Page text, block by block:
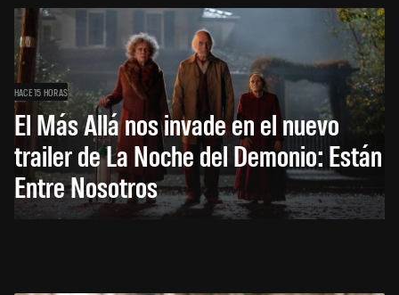
HACE 15 HORAS
El Más Allá nos invade en el nuevo
trailer de La Noche del Demonio: Están
Entre Nosotros